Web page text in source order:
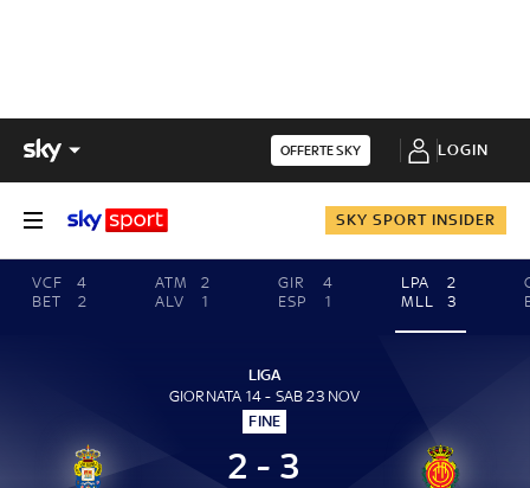
OFFERTE SKY LOGIN
SKY SPORT INSIDER
VCF
4
BET
2
ATM
2
ALV
1
GIR
4
ESP
1
LPA
2
MLL
3
LIGA
GIORNATA 14 - SAB 23 NOV
FINE
2 - 3